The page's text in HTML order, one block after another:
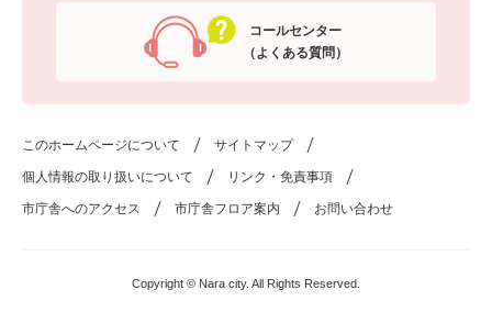
コールセンター
（よくある質問）
このホームページについて サイトマップ
個人情報の取り扱いについて リンク・免責事項
市庁舎へのアクセス 市庁舎フロア案内 お問い合わせ
Copyright © Nara city. All Rights Reserved.